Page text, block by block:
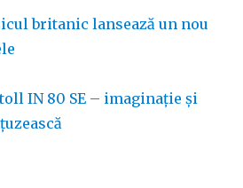
britanic lansează un nou
IN 80 SE – imaginație și